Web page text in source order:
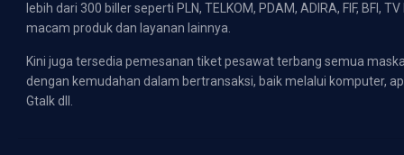
lebih dari 300 biller seperti PLN, TELKOM, PDAM, ADIRA, FIF,
macam produk dan layanan lainnya.
Kini juga tersedia pemesanan tiket pesawat terbang semua
dengan kemudahan dalam bertransaksi, baik melalui komputer,
Gtalk dll.